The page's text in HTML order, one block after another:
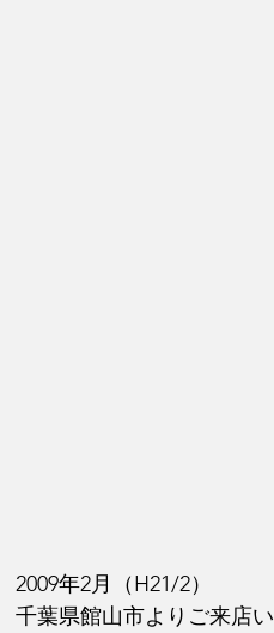
2009年2月（H21/2）
千葉県館山市よりご来店